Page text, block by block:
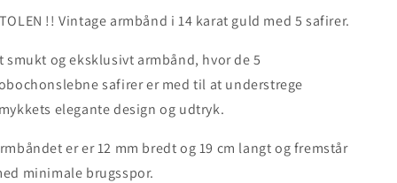
14
guldarmbånd
med
safirer
14
guldarmbånd
med
safirer
!! Vintage armbånd i 14 karat guld med 5 safirer.
smukt og eksklusivt armbånd, hvor de 5
safirer er med til at understrege
elegante design og udtryk.
er er 12 mm bredt og 19 cm langt og fremstår
minimale brugsspor.